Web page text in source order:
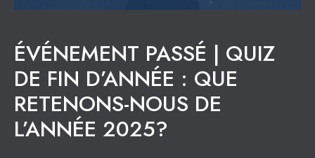
ÉVÉNEMENT PASSÉ | QUIZ
DE FIN D’ANNÉE : QUE
RETENONS-NOUS DE
L’ANNÉE 2025?